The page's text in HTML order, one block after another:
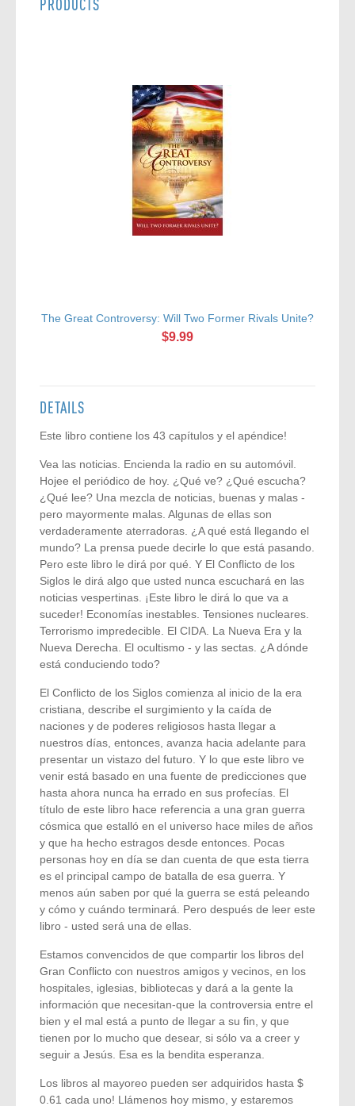
PRODUCTS
The Great Controversy: Will Two Former Rivals Unite?
$9.99
DETAILS
Este libro contiene los 43 capítulos y el apéndice!
Vea las noticias. Encienda la radio en su automóvil.
Hojee el periódico de hoy. ¿Qué ve? ¿Qué escucha?
¿Qué lee? Una mezcla de noticias, buenas y malas -
pero mayormente malas. Algunas de ellas son
verdaderamente aterradoras. ¿A qué está llegando el
mundo? La prensa puede decirle lo que está pasando.
Pero este libro le dirá por qué. Y El Conflicto de los
Siglos le dirá algo que usted nunca escuchará en las
noticias vespertinas. ¡Este libro le dirá lo que va a
suceder! Economías inestables. Tensiones nucleares.
Terrorismo impredecible. El CIDA. La Nueva Era y la
Nueva Derecha. El ocultismo - y las sectas. ¿A dónde
está conduciendo todo?
El Conflicto de los Siglos comienza al inicio de la era
cristiana, describe el surgimiento y la caída de
naciones y de poderes religiosos hasta llegar a
nuestros días, entonces, avanza hacia adelante para
presentar un vistazo del futuro. Y lo que este libro ve
venir está basado en una fuente de predicciones que
hasta ahora nunca ha errado en sus profecías. El
título de este libro hace referencia a una gran guerra
cósmica que estalló en el universo hace miles de años
y que ha hecho estragos desde entonces. Pocas
personas hoy en día se dan cuenta de que esta tierra
es el principal campo de batalla de esa guerra. Y
menos aún saben por qué la guerra se está peleando
y cómo y cuándo terminará. Pero después de leer este
libro - usted será una de ellas.
Estamos convencidos de que compartir los libros del
Gran Conflicto con nuestros amigos y vecinos, en los
hospitales, iglesias, bibliotecas y dará a la gente la
información que necesitan-que la controversia entre el
bien y el mal está a punto de llegar a su fin, y que
tienen por lo mucho que desear, si sólo va a creer y
seguir a Jesús. Esa es la bendita esperanza.
Los libros al mayoreo pueden ser adquiridos hasta $
0.61 cada uno! Llámenos hoy mismo, y estaremos